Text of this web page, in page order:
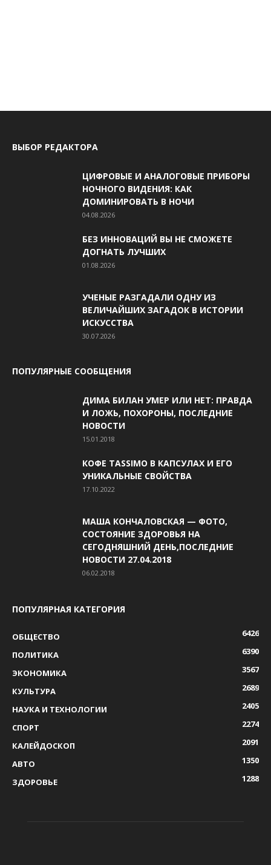
ВЫБОР РЕДАКТОРА
ЦИФРОВЫЕ И АНАЛОГОВЫЕ ПРИБОРЫ
НОЧНОГО ВИДЕНИЯ: КАК
ДОМИНИРОВАТЬ В НОЧИ
04.08.2026
БЕЗ ИННОВАЦИЙ ВЫ НЕ СМОЖЕТЕ
ДОГНАТЬ ЛУЧШИХ
01.08.2026
УЧЕНЫЕ РАЗГАДАЛИ ОДНУ ИЗ
ВЕЛИЧАЙШИХ ЗАГАДОК В ИСТОРИИ
ИСКУССТВА
30.07.2026
ПОПУЛЯРНЫЕ СООБЩЕНИЯ
ДИМА БИЛАН УМЕР ИЛИ НЕТ: ПРАВДА
И ЛОЖЬ, ПОХОРОНЫ, ПОСЛЕДНИЕ
НОВОСТИ
15.01.2018
КОФЕ TASSIMO В КАПСУЛАХ И ЕГО
УНИКАЛЬНЫЕ СВОЙСТВА
17.10.2022
МАША КОНЧАЛОВСКАЯ — ФОТО,
СОСТОЯНИЕ ЗДОРОВЬЯ НА
СЕГОДНЯШНИЙ ДЕНЬ,ПОСЛЕДНИЕ
НОВОСТИ 27.04.2018
06.02.2018
ПОПУЛЯРНАЯ КАТЕГОРИЯ
ОБЩЕСТВО
6426
ПОЛИТИКА
6390
ЭКОНОМИКА
3567
КУЛЬТУРА
2689
НАУКА И ТЕХНОЛОГИИ
2405
СПОРТ
2274
КАЛЕЙДОСКОП
2091
АВТО
1350
ЗДОРОВЬЕ
1288